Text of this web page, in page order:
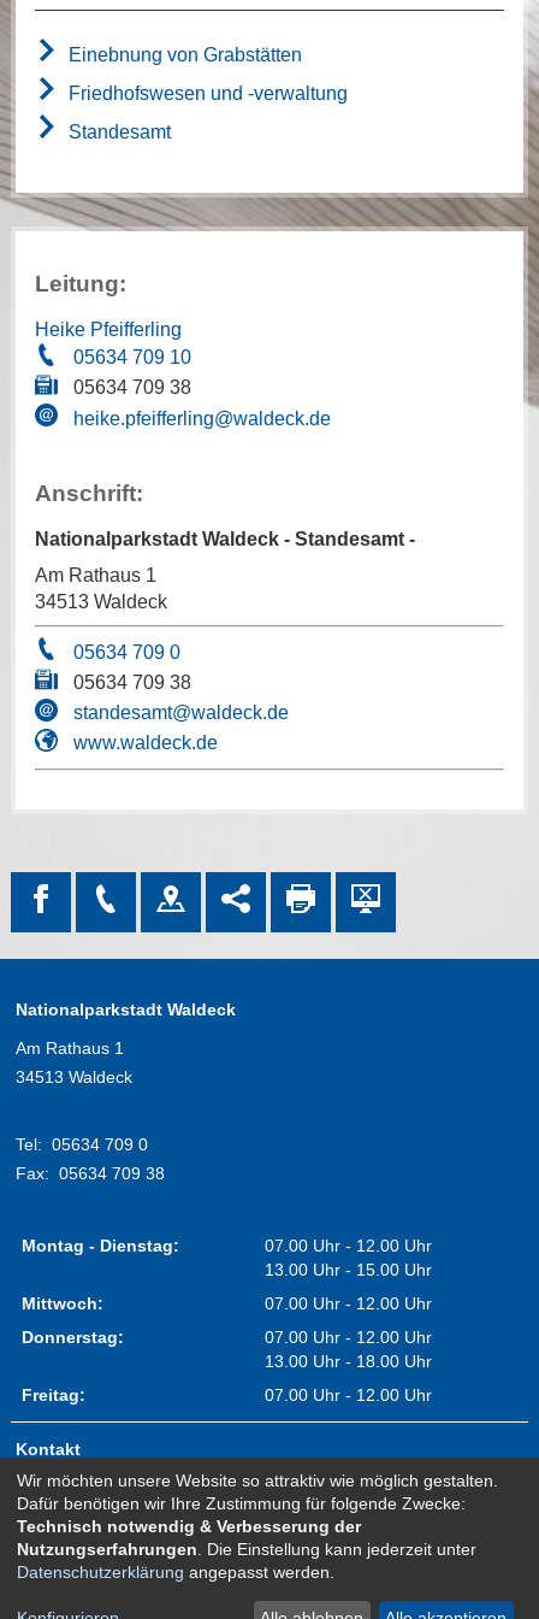
Einebnung von Grabstätten
Friedhofswesen und -verwaltung
Standesamt
Leitung:
Heike Pfeifferling
05634 709 10
05634 709 38
heike.pfeifferling@waldeck.de
Anschrift:
Nationalparkstadt Waldeck - Standesamt -
Am Rathaus 1
34513 Waldeck
05634 709 0
05634 709 38
standesamt@waldeck.de
www.waldeck.de
Nationalparkstadt Waldeck
Am Rathaus 1
34513 Waldeck
Tel: 05634 709 0
Fax: 05634 709 38
Montag - Dienstag:
07.00 Uhr - 12.00 Uhr
13.00 Uhr - 15.00 Uhr
Mittwoch:
07.00 Uhr - 12.00 Uhr
Donnerstag:
07.00 Uhr - 12.00 Uhr
13.00 Uhr - 18.00 Uhr
Freitag:
07.00 Uhr - 12.00 Uhr
Kontakt
Impressum
Erklärung zur Barrierefreiheit
Sitemap
Newsletter Anmeldung
Wir möchten unsere Website so attraktiv wie möglich gestalten.
Dafür benötigen wir Ihre Zustimmung für folgende Zwecke:
Technisch notwendig & Verbesserung der
Nutzungserfahrungen . Die Einstellung kann jederzeit unter
Datenschutzerklärung angepasst werden.